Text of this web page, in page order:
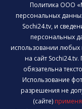
Политика ООО
персональных
Sochi24.tv, и
персональных
использовании любых
на сайт
обязательна
Использование
разрешения не
(сайте)